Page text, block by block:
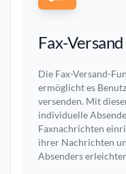
Fax-
Die Fax-Versand-
ermöglicht es
versenden. Mit
individuelle
Faxnachrichten
ihrer Nachrichten
Absenders